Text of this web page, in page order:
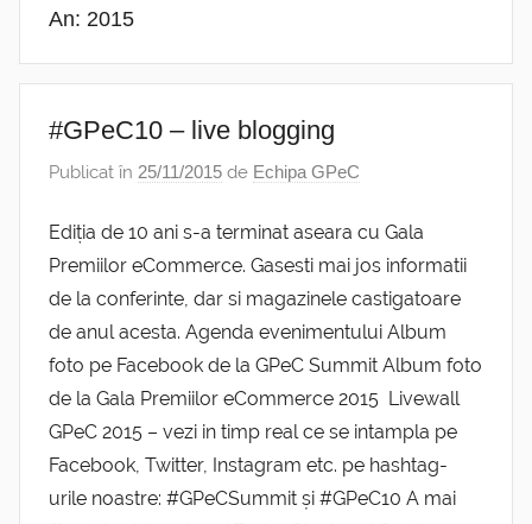
An: 2015
#GPeC10 – live blogging
Publicat în 25/11/2015 de Echipa GPeC
Ediția de 10 ani s-a terminat aseara cu Gala
Premiilor eCommerce. Gasesti mai jos informatii
de la conferinte, dar si magazinele castigatoare
de anul acesta. Agenda evenimentului Album
foto pe Facebook de la GPeC Summit Album foto
de la Gala Premiilor eCommerce 2015 Livewall
GPeC 2015 – vezi in timp real ce se intampla pe
Facebook, Twitter, Instagram etc. pe hashtag-
urile noastre: #GPeCSummit și #GPeC10 A mai